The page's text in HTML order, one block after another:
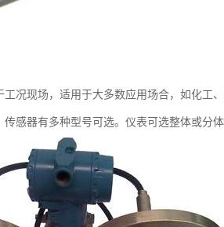
况现场，适用于大多数应用场合，如化工
感器有多种型号可选。仪表可选整体或分体